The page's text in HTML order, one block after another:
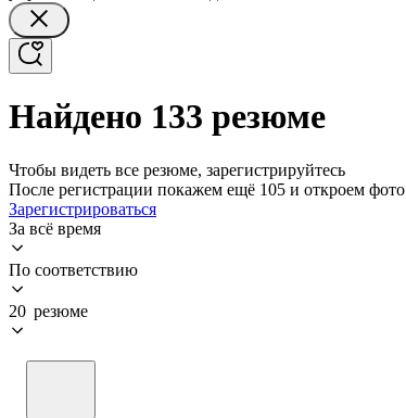
Найдено 133 резюме
Чтобы видеть все резюме, зарегистрируйтесь
После регистрации покажем ещё 105 и откроем фото
Зарегистрироваться
За всё время
По соответствию
20 резюме